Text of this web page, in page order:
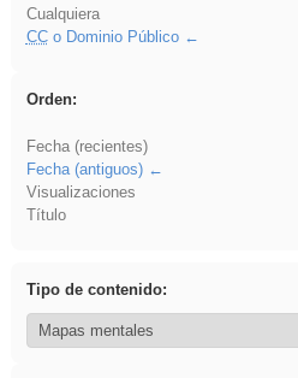
Cualquiera
CCo Dominio Público
Orden:
Fecha (recientes)
Fecha (antiguos)
Visualizaciones
Título
Tipo de contenido: